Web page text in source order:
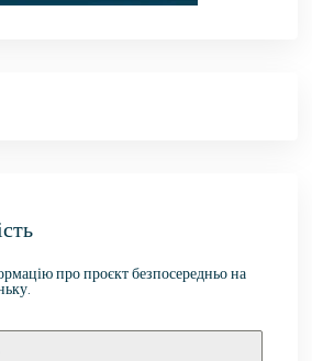
про проєкт безпосередньо на